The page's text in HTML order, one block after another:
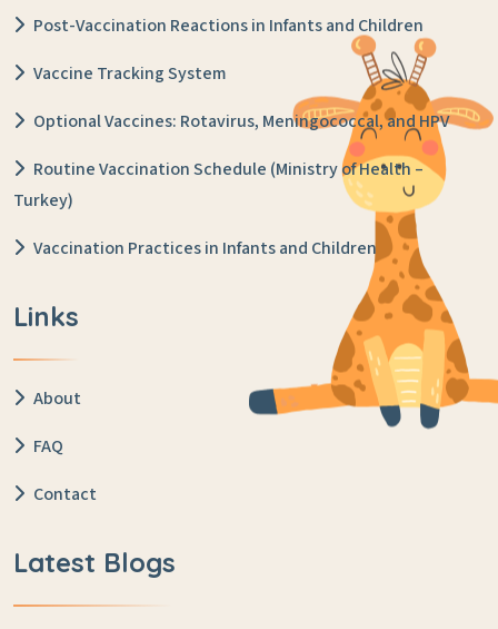
Post-Vaccination Reactions in Infants and Children
Vaccine Tracking System
Optional Vaccines: Rotavirus, Meningococcal, and HPV
Routine Vaccination Schedule (Ministry of Health –
Turkey)
Vaccination Practices in Infants and Children
Links
About
FAQ
Contact
Latest Blogs